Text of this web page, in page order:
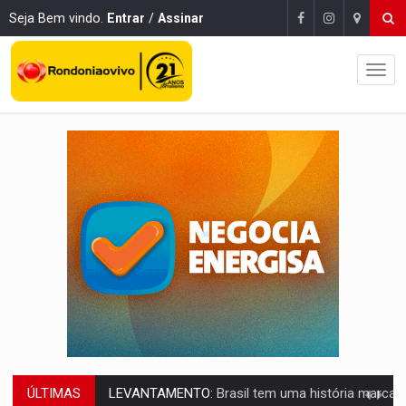
Seja Bem vindo. Entrar / Assinar
ÚLTIMAS LAMENTÁVEL:Mulher é encontrada morta dentro de residência